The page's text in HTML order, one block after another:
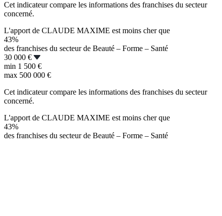
Cet indicateur compare les informations des franchises du secteur
concerné.
L'apport de CLAUDE MAXIME est moins cher que
43%
des franchises du secteur de Beauté – Forme – Santé
30 000 €
min 1 500 €
max 500 000 €
Cet indicateur compare les informations des franchises du secteur
concerné.
L'apport de CLAUDE MAXIME est moins cher que
43%
des franchises du secteur de Beauté – Forme – Santé